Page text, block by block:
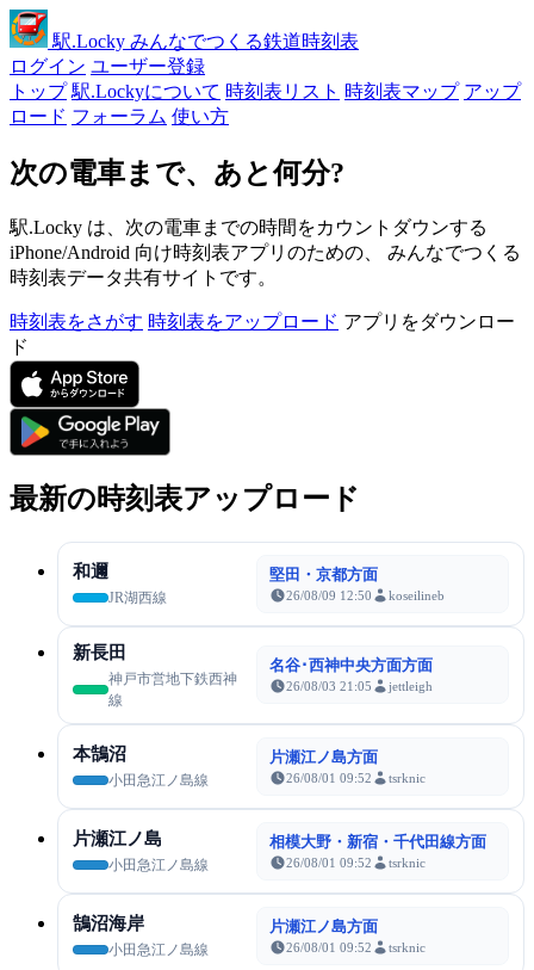
駅.Locky みんなでつくる鉄道時刻表
ログイン ユーザー登録
トップ 駅.Lockyについて 時刻表リスト 時刻表マップ アップ
ロード フォーラム 使い方
次の電車まで、あと何分?
駅.Locky は、次の電車までの時間をカウントダウンする
iPhone/Android 向け時刻表アプリのための、 みんなでつくる
時刻表データ共有サイトです。
時刻表をさがす 時刻表をアップロード アプリをダウンロー
ド
最新の時刻表アップロード
和邇
JR湖西線
堅田・京都方面
26/08/09 12:50 koseilineb
新長田
神戸市営地下鉄西神
線
名谷･西神中央方面方面
26/08/03 21:05 jettleigh
本鵠沼
小田急江ノ島線
片瀬江ノ島方面
26/08/01 09:52 tsrknic
片瀬江ノ島
小田急江ノ島線
相模大野・新宿・千代田線方面
26/08/01 09:52 tsrknic
鵠沼海岸
小田急江ノ島線
片瀬江ノ島方面
26/08/01 09:52 tsrknic